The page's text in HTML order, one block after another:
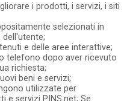
i prodotti, i servizi, i siti
selezionati in
dell'utente;
e delle aree interattive;
telefono dopo aver ricevuto
richiesta;
beni e servizi;
utilizzate per
e servizi PINS.net; Se